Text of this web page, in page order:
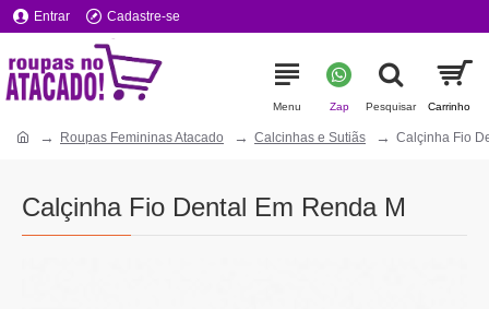
Entrar Cadastre-se
Roupas Femininas Atacado Calcinhas e Sutiãs Calçinha Fio
Calçinha Fio Dental Em Renda M